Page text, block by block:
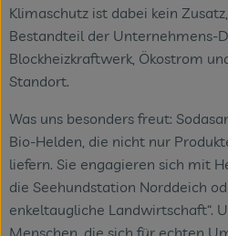
Klimaschutz ist dabei kein
Bestandteil der Unternehmens-
Blockheizkraftwerk, Ökostrom
Standort.
Was uns besonders freut:
Bio-Helden, die nicht nur
liefern. Sie engagieren sich mit
die Seehundstation Norddeich
enkeltaugliche Landwirtschaft“.
Menschen, die sich für echten